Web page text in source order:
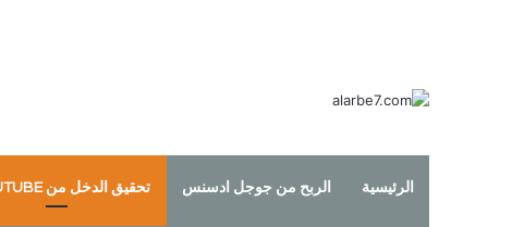
الرئيسية الربح من جوجل ادسنس تحقيق الدخل من YOUTUBE